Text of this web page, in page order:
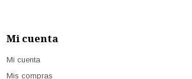
Mi cuenta
Mi cuenta
Mis compras